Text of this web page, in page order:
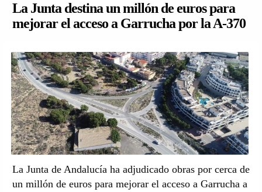
La Junta destina un millón de euros para
mejorar el acceso a Garrucha por la A-370
La Junta de Andalucía ha adjudicado obras por cerca de
un millón de euros para mejorar el acceso a Garrucha a